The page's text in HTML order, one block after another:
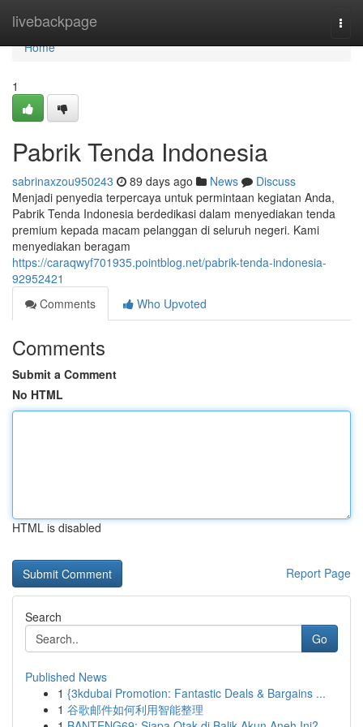
livebackpage
Home
Home
1
Pabrik Tenda Indonesia
sabrinaxzou950243 89 days ago News
Discuss
Menjadi penyedia terpercaya untuk permintaan kegiatan Anda,
Pabrik Tenda Indonesia berdedikasi dalam menyediakan tenda
premium kepada macam pelanggan di seluruh negeri. Kami
menyediakan beragam
https://caraqwyf701935.pointblog.net/pabrik-tenda-indonesia-
92952421
Comments
Who Upvoted
Comments
Submit a Comment
No HTML
HTML is disabled
Report Page
Search
Go
Published News
1 {3kdubai Promotion: Fantastic Deals & Bargains ...
1 谷歌邮件如何利用智能整理